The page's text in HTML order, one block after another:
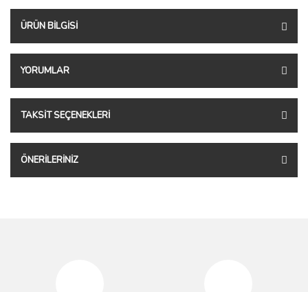
ÜRÜN BILGISI
YORUMLAR
TAKSIT SEÇENEKLERI
ÖNERILERINIZ